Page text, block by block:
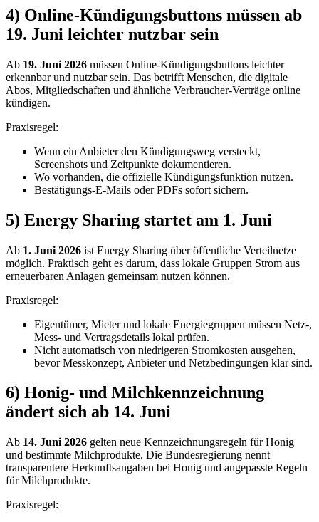
4) Online-Kündigungsbuttons müssen ab
19. Juni leichter nutzbar sein
Ab 19. Juni 2026 müssen Online-Kündigungsbuttons leichter
erkennbar und nutzbar sein. Das betrifft Menschen, die digitale
Abos, Mitgliedschaften und ähnliche Verbraucher-Verträge online
kündigen.
Praxisregel:
Wenn ein Anbieter den Kündigungsweg versteckt,
Screenshots und Zeitpunkte dokumentieren.
Wo vorhanden, die offizielle Kündigungsfunktion nutzen.
Bestätigungs-E-Mails oder PDFs sofort sichern.
5) Energy Sharing startet am 1. Juni
Ab 1. Juni 2026 ist Energy Sharing über öffentliche Verteilnetze
möglich. Praktisch geht es darum, dass lokale Gruppen Strom aus
erneuerbaren Anlagen gemeinsam nutzen können.
Praxisregel:
Eigentümer, Mieter und lokale Energiegruppen müssen Netz-,
Mess- und Vertragsdetails lokal prüfen.
Nicht automatisch von niedrigeren Stromkosten ausgehen,
bevor Messkonzept, Anbieter und Netzbedingungen klar sind.
6) Honig- und Milchkennzeichnung
ändert sich ab 14. Juni
Ab 14. Juni 2026 gelten neue Kennzeichnungsregeln für Honig
und bestimmte Milchprodukte. Die Bundesregierung nennt
transparentere Herkunftsangaben bei Honig und angepasste Regeln
für Milchprodukte.
Praxisregel: